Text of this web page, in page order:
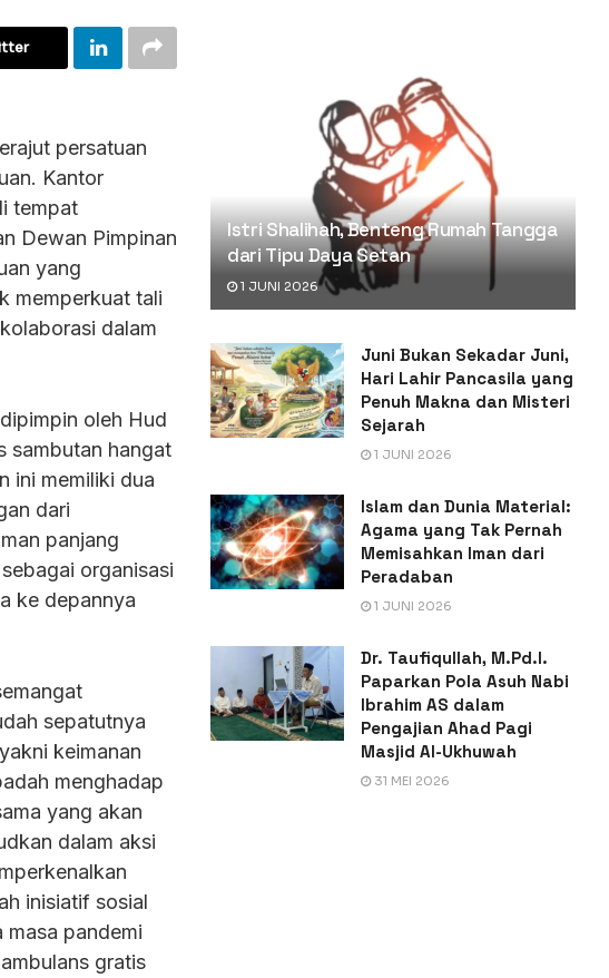
persatuan
Kantor
tempat
Dewan Pimpinan
yang
memperkuat tali
dalam
oleh Hud
sambutan hangat
ini memiliki dua
dari
panjang
organisasi
ke depannya
sepatutnya
keimanan
menghadap
yang akan
dalam aksi
inisiatif sosial
masa pandemi
gratis
Istri Shalihah, Benteng Rumah Tangga
dari Tipu Daya Setan
1 JUNI 2026
Juni Bukan Sekadar Juni,
Hari Lahir Pancasila yang
Penuh Makna dan Misteri
Sejarah
1 JUNI 2026
Islam dan Dunia Material:
Agama yang Tak Pernah
Memisahkan Iman dari
Peradaban
1 JUNI 2026
Dr. Taufiqullah, M.Pd.I.
Paparkan Pola Asuh Nabi
Ibrahim AS dalam
Pengajian Ahad Pagi
Masjid Al-Ukhuwah
31 MEI 2026